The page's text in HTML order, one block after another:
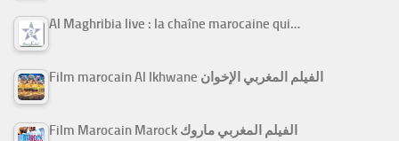
Al Maghribia live : la chaîne marocaine qui…
Film marocain Al Ikhwane الفيلم المغربي الإخوان
Film Marocain Marock الفيلم المغربي ماروك